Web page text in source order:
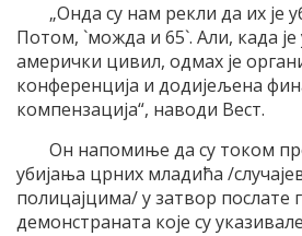
„Онда су нам рекли да их је
Потом, `можда и 65`. Али, када је
амерички цивил, одмах је
конференција и додијељена
компензација“, наводи Вест.
Он напомиње да су током
убијања црних младића /
полицајцима/ у затвор послате
демонстраната које су